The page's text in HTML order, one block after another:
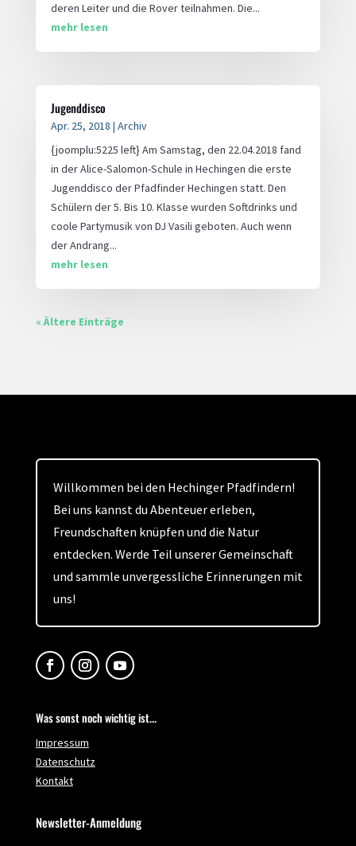
deren Leiter und die Rover teilnahmen. Die...
mehr lesen
Jugenddisco
Apr. 25, 2018 | Archiv
{joomplu:5225 left} Am Samstag, den 22.04.2018 fand
in der Alice-Salomon-Schule in Hechingen die erste
Jugenddisco der Pfadfinder Hechingen statt. Den
Schülern der 5. Bis 10. Klasse wurden Softdrinks und
coole Partymusik von DJ Vasili geboten. Auch wenn
der Andrang...
mehr lesen
« Ältere Einträge
Willkommen bei den Hechinger Pfadfindern!
Bei uns kannst du Abenteuer erleben,
Freundschaften knüpfen und die Natur
entdecken. Werde Teil unserer Gemeinschaft
und sammle unvergessliche Erinnerungen mit
uns!
Was sonst noch wichtig ist...
Impressum
Datenschutz
Kontakt
Newsletter-Anmeldung